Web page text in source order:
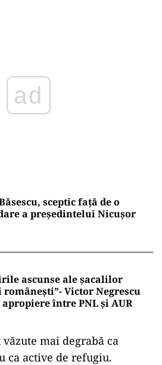
sceptic față de o
a președintelui Nicușor
ascunse ale șacalilor
Victor Negrescu
apropiere între PNL și AUR
mai degrabă ca
ca active de refugiu.